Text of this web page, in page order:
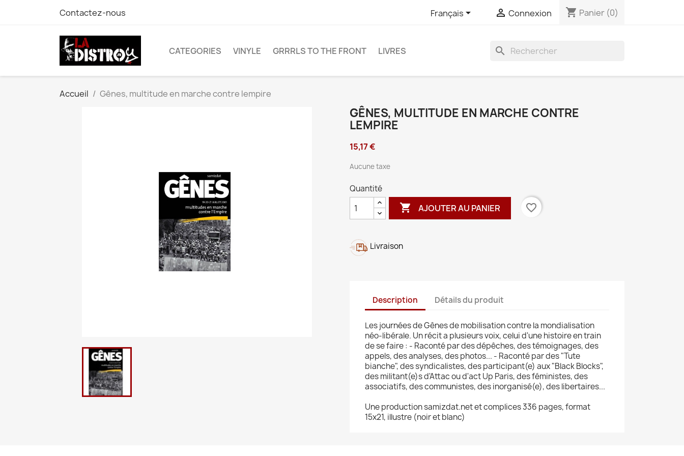
Contactez-nous Français  Connexion shopping_cart Panier (0)
CATEGORIES VINYLE GRRRLS TO THE FRONT LIVRES search
Accueil Gênes, multitude en marche contre lempire
GÊNES, MULTITUDE EN MARCHE CONTRE
LEMPIRE
15,17 €
Aucune taxe
Quantité
 AJOUTER AU PANIER favorite_border
Livraison
Description Détails du produit
Les journées de Gênes de mobilisation contre la mondialisation
néo-libérale. Un récit a plusieurs voix, celui d'une histoire en train
de se faire : - Raconté par des dépêches, des témoignages, des
appels, des analyses, des photos... - Raconté par des "Tute
bianche", des syndicalistes, des participant(e) aux "Black Blocks",
des militant(e)s d'Attac ou d'act Up Paris, des féministes, des
associatifs, des communistes, des inorganisé(e), des libertaires...
Une production samizdat.net et complices 336 pages, format
15x21, illustre (noir et blanc)